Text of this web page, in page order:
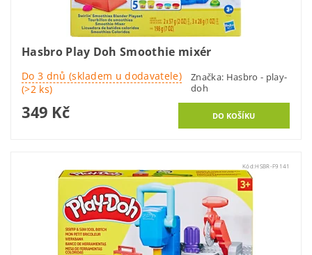
Hasbro Play Doh Smoothie mixér
Do 3 dnů (skladem u dodavatele)
(>2 ks)
Značka: Hasbro - play-
doh
349 Kč
Kód:HSBR-F9141